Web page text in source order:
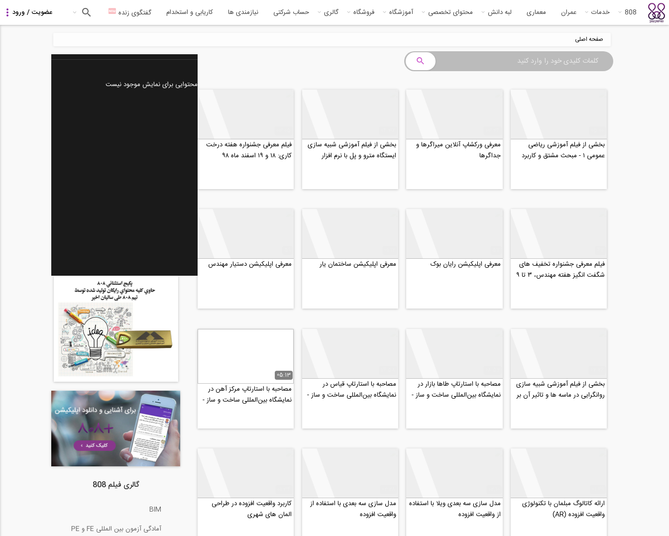
808 خدمات عمران معماری لبه دانش محتوای تخصصی آموزشگاه فروشگاه گالری حساب شرکتی نیازمندی ها کاریابی و استخدام گفتگوی زنده
صفحه اصلی
بخشی از فیلم آموزشی رياضى
عمومى ١ - مبحث مشتق و کاربرد
معرفی ورکشاپ آنلاین میراگرها و
جداگرها
بخشی از فیلم آموزشی شبیه سازی
ایستگاه مترو و پل با نرم افزار
فیلم معرفی جشنواره هفته درخت
کاری: ۱۸ و ۱۹ اسفند ماه ۹۸
فیلم معرفی جشنواره تخفیف های
شگفت انگیز هفته مهندس، ۳ تا ۹
معرفی اپلیکیشن رایان بوک معرفی اپلیکیشن ساختمان یار معرفی اپلیکیشن دستیار مهندس
بخشی از فیلم آموزشی شبیه سازی
روانگرایی در ماسه ها و تاثیر آن بر
مصاحبه با استارتاپ طاها بازار در
نمایشگاه بین‌المللی ساخت و ساز -
مصاحبه با استارتاپ قیاس در
نمایشگاه بین‌المللی ساخت و ساز -
05:13
مصاحبه با استارتاپ مرکز آهن در
نمایشگاه بین‌المللی ساخت و ساز -
ارائه کاتالوگ مبلمان با تکنولوژی
واقعیت افزوده (AR)
مدل سازی سه بعدی ویلا با استفاده
از واقعیت افزوده
مدل سازی سه بعدی با استفاده از
واقعیت افزوده
کاربرد واقعیت افزوده در طراحی
المان های شهری
محتوایی برای نمایش موجود نیست
گالری فیلم 808
BIM
آمادگی آزمون بین المللی FE و PE